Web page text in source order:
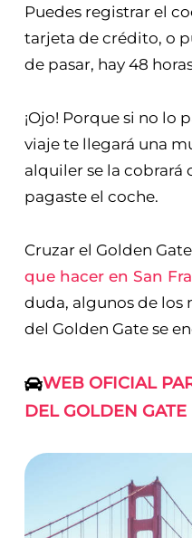
Puedes registrar el
tarjeta de crédito, o
de pasar, hay 48
¡Ojo! Porque si no lo
viaje te llegará una
alquiler se la cobrará
pagaste el coche.
Cruzar el Golden
que hacer en San
duda, algunos de los
del Golden Gate se
WEB OFICIAL
DEL GOLDEN GATE